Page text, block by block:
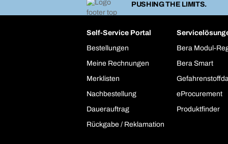
PUSHING THE LIMITS.
Self-Service Portal
Bestellungen
Meine Rechnungen
Merklisten
Nachbestellung
Dauerauftrag
Rückgabe / Reklamation
Bera Modul-
Bera Smart
eProcurement
Produktfinder